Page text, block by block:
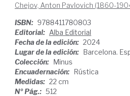
Chejov, Anton Pavlovich (1860-
ISBN: 9788411780803
Editorial: Alba Editorial
Fecha de la edición: 2024
Lugar de la edición: Barcelona.
Colección: Minus
Encuadernación: Rústica
Medidas: 22 cm
Nº Pág.: 512